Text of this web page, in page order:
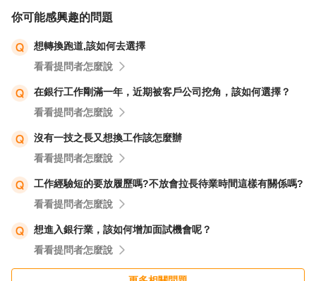
你可能感興趣的問題
想轉換跑道,該如何去選擇
看看提問者怎麼說
在銀行工作剛滿一年，近期被客戶公司挖角，該如何選擇？
看看提問者怎麼說
沒有一技之長又想換工作該怎麼辦
看看提問者怎麼說
工作經驗短的要放履歷嗎?不放會拉長待業時間這樣有關係嗎?
看看提問者怎麼說
想進入銀行業，該如何增加面試機會呢？
看看提問者怎麼說